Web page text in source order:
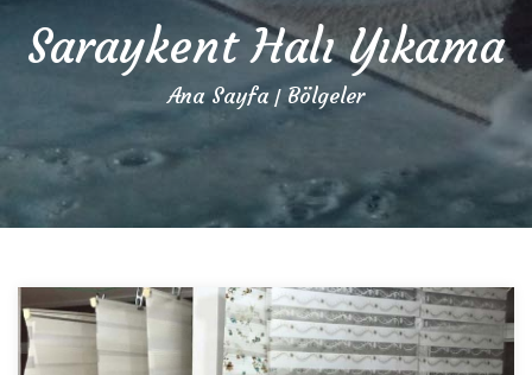
Saraykent Halı Yıkama
Ana Sayfa Bölgeler